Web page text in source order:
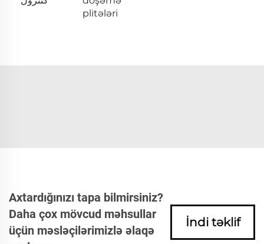
plitələri
Axtardığınızı tapa bilmirsiniz?
Daha çox mövcud məhsullar
üçün məsləçilərimizlə əlaqə
İndi təklif